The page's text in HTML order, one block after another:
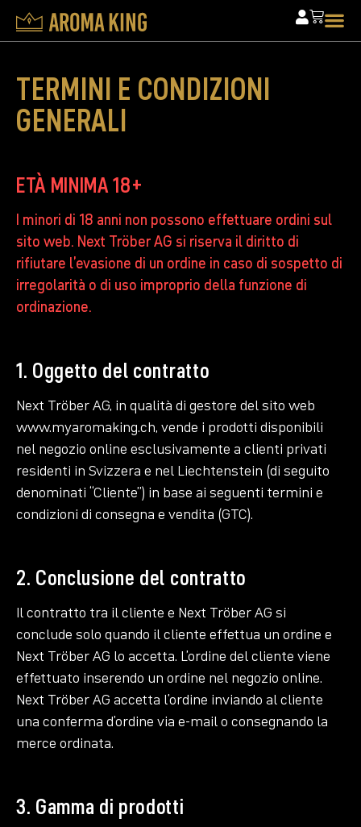
TERMINI E CONDIZIONI
GENERALI
ETÀ MINIMA 18+
I minori di 18 anni non possono effettuare ordini sul
sito web. Next Tröber AG si riserva il diritto di
rifiutare l’evasione di un ordine in caso di sospetto di
irregolarità o di uso improprio della funzione di
ordinazione.
1. Oggetto del contratto
Next Tröber AG, in qualità di gestore del sito web
www.myaromaking.ch, vende i prodotti disponibili
nel negozio online esclusivamente a clienti privati
residenti in Svizzera e nel Liechtenstein (di seguito
denominati “Cliente”) in base ai seguenti termini e
condizioni di consegna e vendita (GTC).
2. Conclusione del contratto
Il contratto tra il cliente e Next Tröber AG si
conclude solo quando il cliente effettua un ordine e
Next Tröber AG lo accetta. L’ordine del cliente viene
effettuato inserendo un ordine nel negozio online.
Next Tröber AG accetta l’ordine inviando al cliente
una conferma d’ordine via e-mail o consegnando la
merce ordinata.
3. Gamma di prodotti